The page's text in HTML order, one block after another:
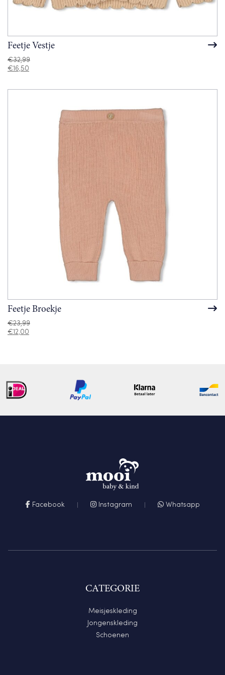
Feetje Vestje
€32,99
€16,50
Feetje Broekje
€23,99
€12,00
Facebook Instagram Whatsapp
CATEGORIE
Meisjeskleding
Jongenskleding
Schoenen